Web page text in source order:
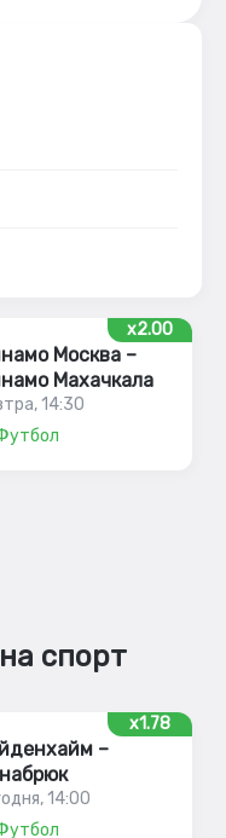
x2.00
Москва –
Махачкала
14:30
спорт
x1.78
–
14:00